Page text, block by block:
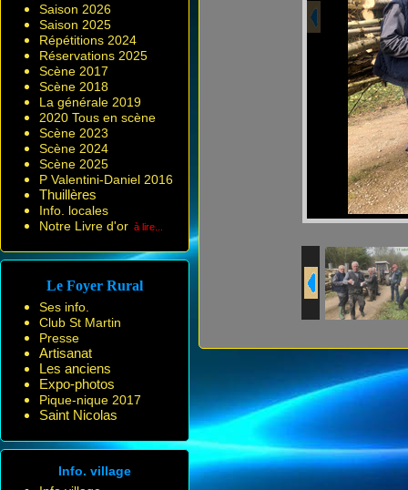
Saison 2026
Saison 2025
Répétitions 2024
Réservations 2025
Scène 2017
Scène 2018
La générale 2019
2020 Tous en scène
Scène 2023
Scène 2024
Scène 2025
P Valentini-Daniel 2016
Thuillères
Info. locales
Notre Livre d'or à lire...
Le Foyer Rural
Ses info.
Club St Martin
Presse
Artisanat
Les anciens
Expo-photos
Pique-nique 2017
Saint Nicolas
Info. village